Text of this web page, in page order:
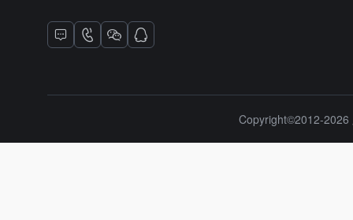
Copyright©2012-2026